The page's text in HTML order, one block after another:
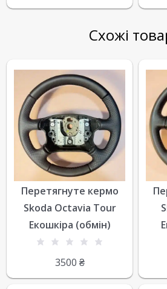
Схожі
Перетягнуте кермо
Skoda Octavia Tour
Екошкіра (обмін)
3500 ₴